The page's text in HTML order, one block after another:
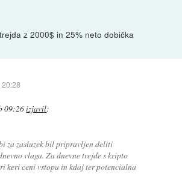
z 2000$ in 25% neto dobička
20:28
09:26izjavil:
za zasluzek bil pripravljen deliti
vlaga. Za dnevne trejde s kripto
keri ceni vstopa in kdaj ter potencialna